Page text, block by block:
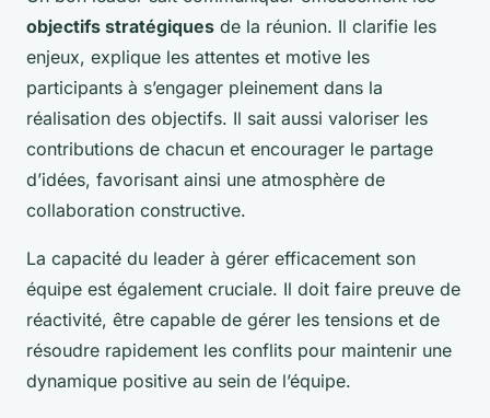
objectifs stratégiques de la réunion. Il clarifie les
enjeux, explique les attentes et motive les
participants à s’engager pleinement dans la
réalisation des objectifs. Il sait aussi valoriser les
contributions de chacun et encourager le partage
d’idées, favorisant ainsi une atmosphère de
collaboration constructive.
La capacité du leader à gérer efficacement son
équipe est également cruciale. Il doit faire preuve de
réactivité, être capable de gérer les tensions et de
résoudre rapidement les conflits pour maintenir une
dynamique positive au sein de l’équipe.